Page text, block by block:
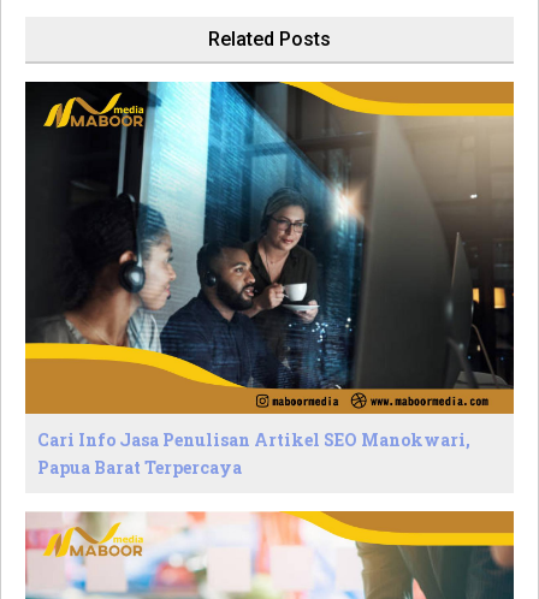
Related Posts
Cari Info Jasa Penulisan Artikel SEO Manokwari,
Papua Barat Terpercaya